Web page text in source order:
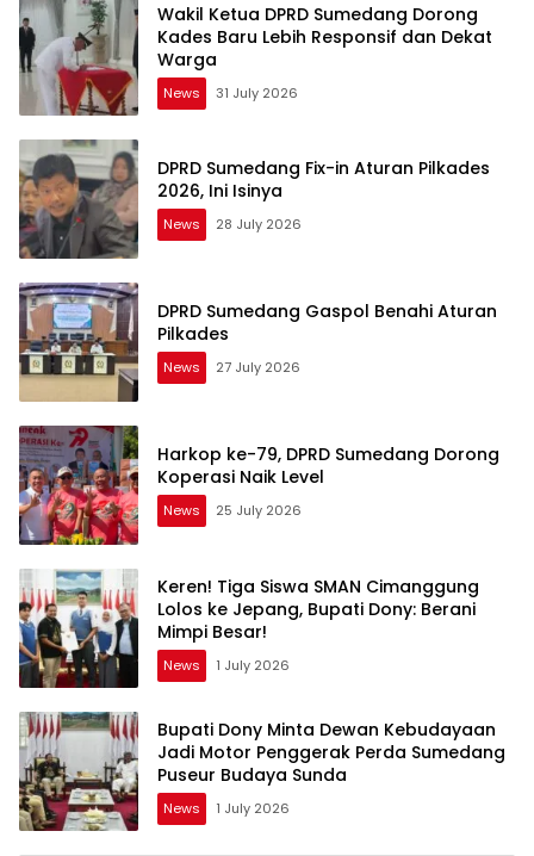
Wakil Ketua DPRD Sumedang Dorong
Kades Baru Lebih Responsif dan Dekat
Warga
News 31 July 2026
DPRD Sumedang Fix-in Aturan Pilkades
2026, Ini Isinya
News 28 July 2026
DPRD Sumedang Gaspol Benahi Aturan
Pilkades
News 27 July 2026
Harkop ke-79, DPRD Sumedang Dorong
Koperasi Naik Level
News 25 July 2026
Keren! Tiga Siswa SMAN Cimanggung
Lolos ke Jepang, Bupati Dony: Berani
Mimpi Besar!
News 1 July 2026
Bupati Dony Minta Dewan Kebudayaan
Jadi Motor Penggerak Perda Sumedang
Puseur Budaya Sunda
News 1 July 2026